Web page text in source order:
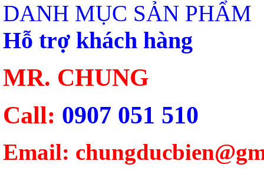
DANH MỤC SẢN PHẨM
Hỗ trợ khách hàng
MR. CHUNG
Call: 0907 051 510
Email: